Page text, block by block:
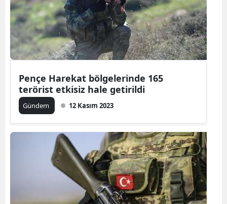
Pençe Harekat bölgelerinde 165
terörist etkisiz hale getirildi
Gündem 12 Kasım 2023